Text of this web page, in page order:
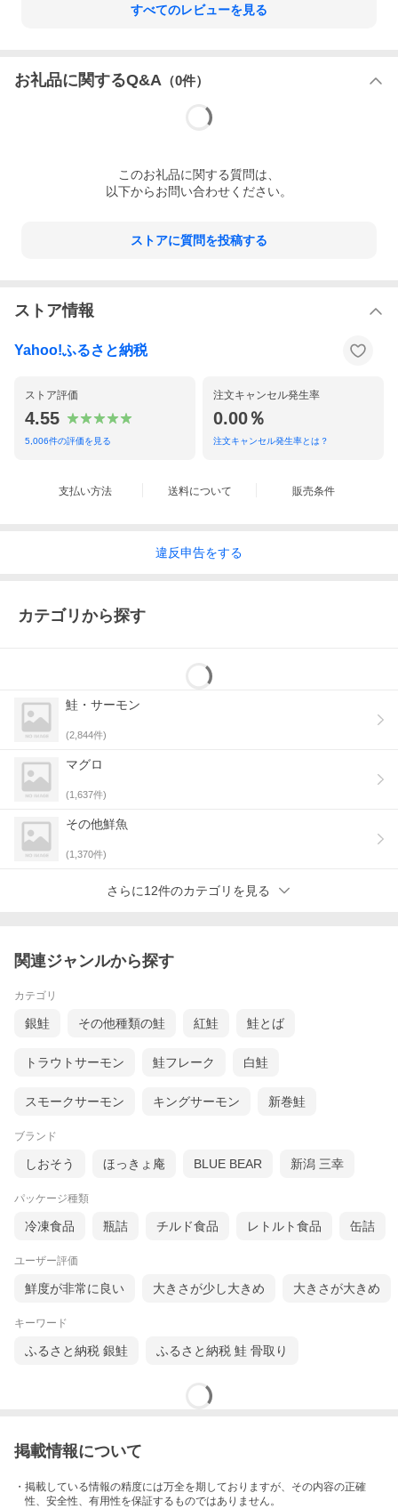
すべてのレビューを見る
お礼品に関するQ&A （0件）
このお礼品に関する質問は、
以下からお問い合わせください。
ストアに質問を投稿する
ストア情報
Yahoo!ふるさと納税
ストア評価
4.55
5,006件の評価を見る
注文キャンセル発生率
0.00％
注文キャンセル発生率とは？
支払い方法 送料について 販売条件
違反申告をする
カテゴリから探す
鮭・サーモン
(2,844件)
マグロ
(1,637件)
その他鮮魚
(1,370件)
さらに12件のカテゴリを見る
関連ジャンルから探す
カテゴリ
銀鮭 その他種類の鮭 紅鮭 鮭とば
トラウトサーモン 鮭フレーク 白鮭
スモークサーモン キングサーモン 新巻鮭
ブランド
しおそう ほっきょ庵 BLUE BEAR 新潟 三幸
パッケージ種類
冷凍食品 瓶詰 チルド食品 レトルト食品 缶詰
ユーザー評価
鮮度が非常に良い 大きさが少し大きめ 大きさが大きめ
キーワード
ふるさと納税 銀鮭 ふるさと納税 鮭 骨取り
掲載情報について
・掲載している情報の精度には万全を期しておりますが、その内容の正確
性、安全性、有用性を保証するものではありません。